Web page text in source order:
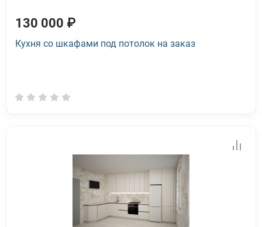
130 000 ₽
Кухня со шкафами под потолок на заказ